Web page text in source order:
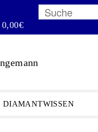
€
0,00
DIAMANTWISSEN